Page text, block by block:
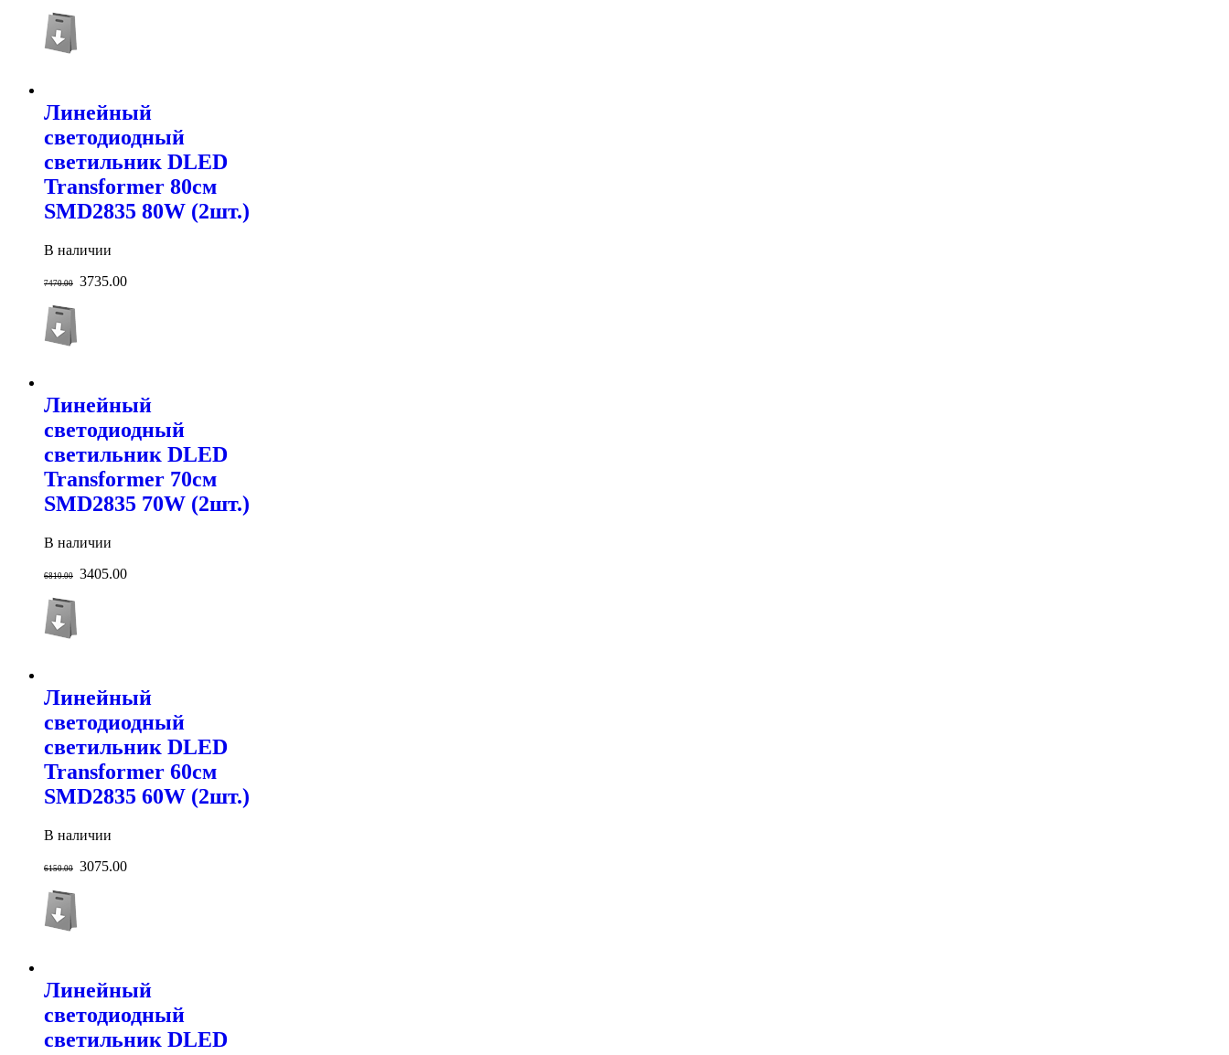
Линейный
светодиодный
светильник DLED
Transformer 80см
SMD2835 80W (2шт.)
В наличии
7470.00 3735.00
Линейный
светодиодный
светильник DLED
Transformer 70см
SMD2835 70W (2шт.)
В наличии
6810.00 3405.00
Линейный
светодиодный
светильник DLED
Transformer 60см
SMD2835 60W (2шт.)
В наличии
6150.00 3075.00
Линейный
светодиодный
светильник DLED